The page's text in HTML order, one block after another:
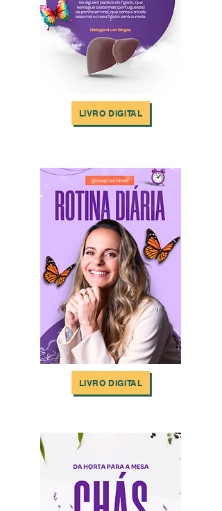
LIVRO DIGITAL
LIVRO DIGITAL